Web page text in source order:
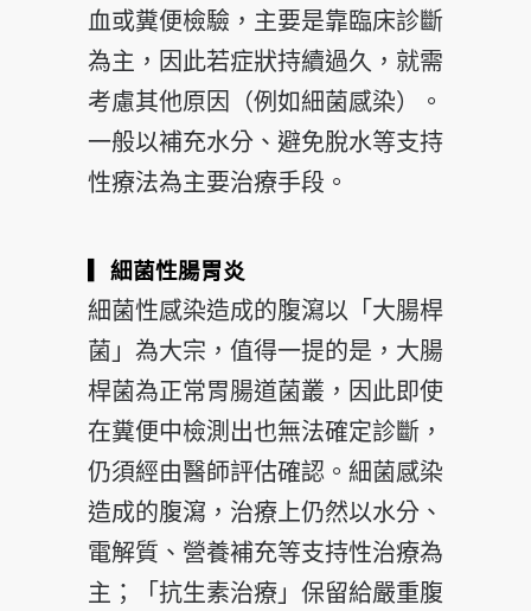
血或糞便檢驗，主要是靠臨床診斷
為主，因此若症狀持續過久，就需
考慮其他原因（例如細菌感染）。
一般以補充水分、避免脫水等支持
性療法為主要治療手段。
▎細菌性腸胃炎
細菌性感染造成的腹瀉以「大腸桿
菌」為大宗，值得一提的是，大腸
桿菌為正常胃腸道菌叢，因此即使
在糞便中檢測出也無法確定診斷，
仍須經由醫師評估確認。細菌感染
造成的腹瀉，治療上仍然以水分、
電解質、營養補充等支持性治療為
主；「抗生素治療」保留給嚴重腹